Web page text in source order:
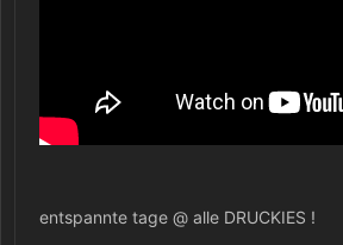
entspannte tage @ alle DRUCKIES !